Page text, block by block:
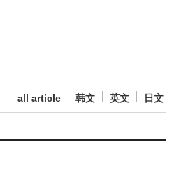
all article 韩文 英文 日文